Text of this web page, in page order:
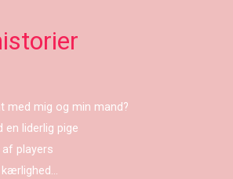
med mig og min mand?
en liderlig pige
players